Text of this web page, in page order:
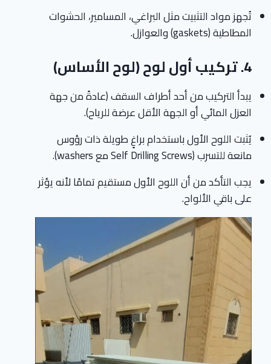
تُجهز مواد التثبيت مثل البراغي، المسامير، الحشوات
المطاطية (gaskets) والعوازل.
4. تركيب أول لوح (لوح الأساس)
يبدأ التركيب من أحد أطراف السقف (عادةً من جهة
العزل المائي أو الجهة الأقل عرضة للرياح).
يُثبت اللوح الأول باستخدام براغٍ طويلة ذات رؤوس
مانعة للتسرب (Self Drilling Screws مع washers).
يجب التأكد من أن اللوح الأول مستقيم تمامًا لأنه يؤثر
على باقي الألواح.